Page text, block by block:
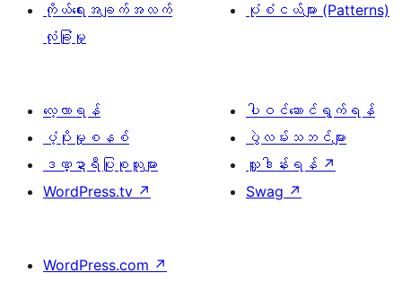
ကိုယ်ရေးအချက်အလက်
လုံခြုံမှု
ပုံစံငယ်များ (Patterns)
လေ့လာရန်
ပံ့ပိုးမှုစနစ်
ဒဏ္ဍာရီပြုစုသူများ
WordPress.tv ↗
ပါဝင်ဆောင်ရွက်ရန်
ပွဲလမ်းသဘင်များ
လှူဒါန်းရန် ↗
Swag ↗
WordPress.com ↗